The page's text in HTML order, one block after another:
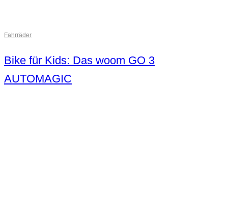
Fahrräder
Bike für Kids: Das woom GO 3
AUTOMAGIC